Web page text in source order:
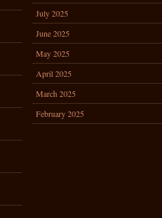
July 2025
June 2025
May 2025
April 2025
March 2025
February 2025